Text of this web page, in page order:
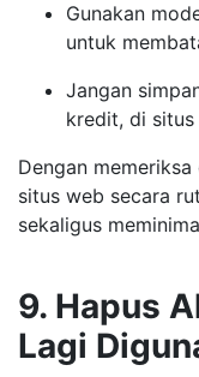
Gunakan
untuk
Jangan
kredit, di
Dengan
situs web secara
sekaligus
9. Hapus
Lagi